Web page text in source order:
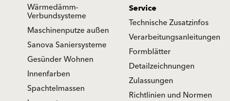
Wärmedämm-
Verbundsysteme
Maschinenputze außen
Sanova Saniersysteme
Gesünder Wohnen
Innenfarben
Spachtelmassen
Service
Technische Zusatzinfos
Verarbeitungsanleitungen
Formblätter
Detailzeichnungen
Zulassungen
Richtlinien und Normen